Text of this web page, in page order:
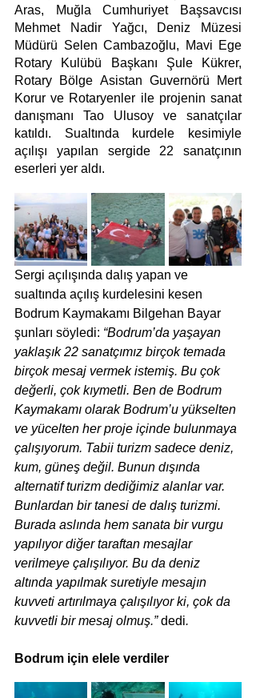
Aras, Muğla Cumhuriyet Başsavcısı
Mehmet Nadir Yağcı, Deniz Müzesi
Müdürü Selen Cambazoğlu, Mavi Ege
Rotary Kulübü Başkanı Şule Kükrer,
Rotary Bölge Asistan Guvernörü Mert
Korur ve Rotaryenler ile projenin sanat
danışmanı Tao Ulusoy ve sanatçılar
katıldı. Sualtında kurdele kesimiyle
açılışı yapılan sergide 22 sanatçının
eserleri yer aldı.
Sergi açılışında dalış yapan ve
sualtında açılış kurdelesini kesen
Bodrum Kaymakamı Bilgehan Bayar
şunları söyledi: “Bodrum’da yaşayan
yaklaşık 22 sanatçımız birçok temada
birçok mesaj vermek istemiş. Bu çok
değerli, çok kıymetli. Ben de Bodrum
Kaymakamı olarak Bodrum’u yükselten
ve yücelten her proje içinde bulunmaya
çalışıyorum. Tabii turizm sadece deniz,
kum, güneş değil. Bunun dışında
alternatif turizm dediğimiz alanlar var.
Bunlardan bir tanesi de dalış turizmi.
Burada aslında hem sanata bir vurgu
yapılıyor diğer taraftan mesajlar
verilmeye çalışılıyor. Bu da deniz
altında yapılmak suretiyle mesajın
kuvveti artırılmaya çalışılıyor ki, çok da
kuvvetli bir mesaj olmuş.” dedi.
Bodrum için elele verdiler